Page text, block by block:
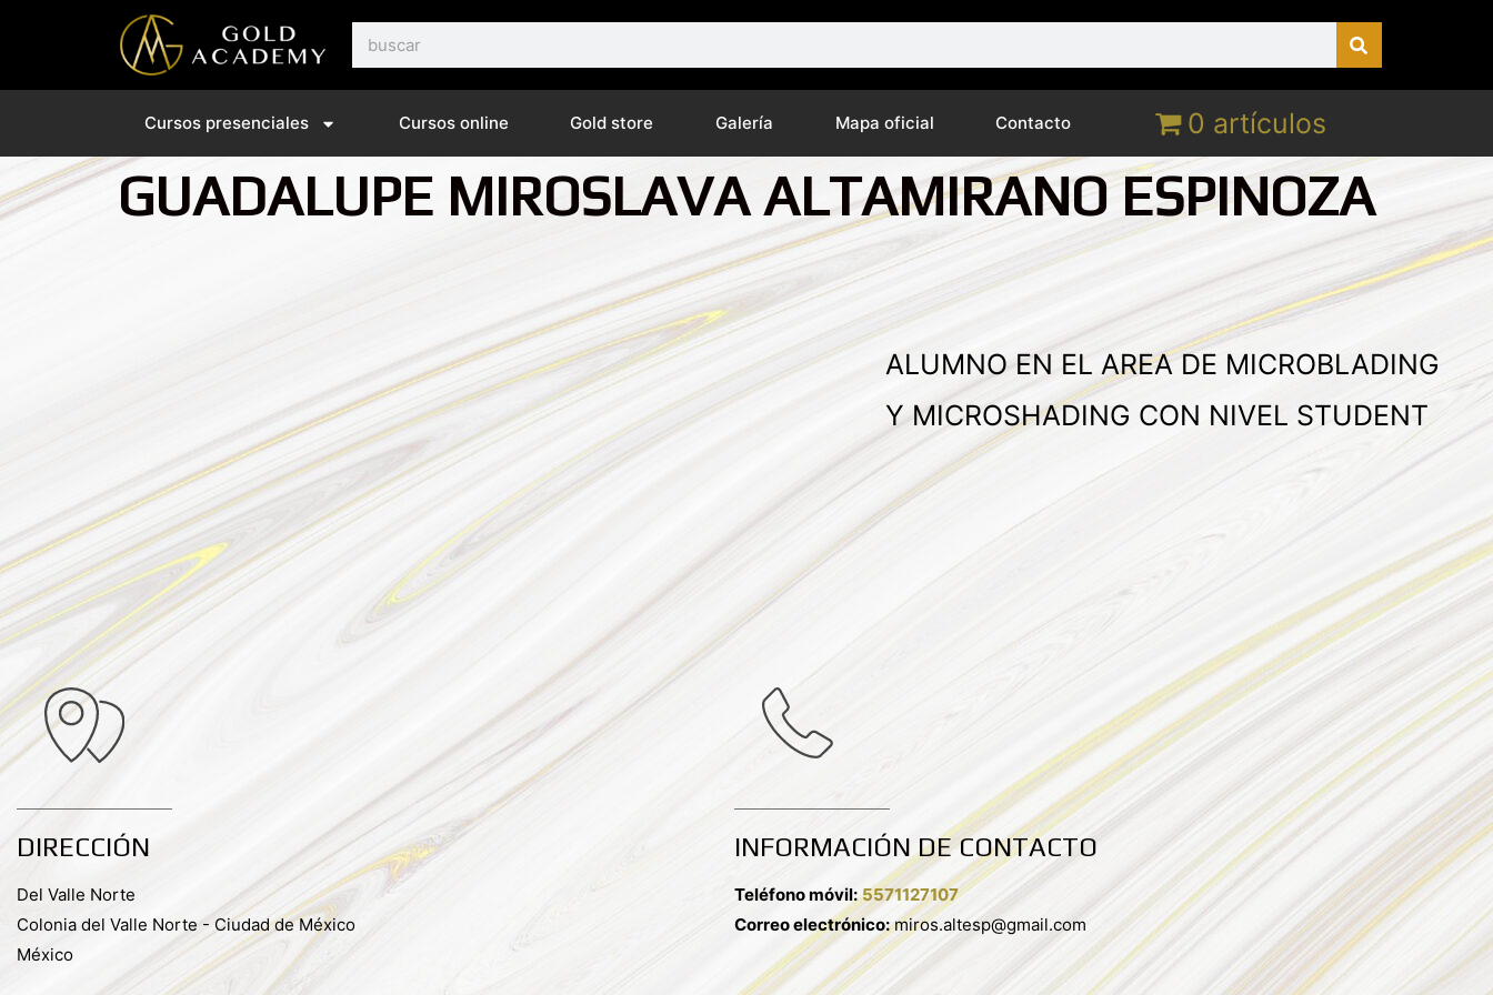
Buscar
Cursos presenciales Cursos online Gold store Galería Mapa oficial Contacto 0 artículos
GUADALUPE MIROSLAVA ALTAMIRANO ESPINOZA
ALUMNO EN EL AREA DE MICROBLADING
Y MICROSHADING CON NIVEL STUDENT
DIRECCIÓN
Del Valle Norte
Colonia del Valle Norte - Ciudad de México
México
INFORMACIÓN DE CONTACTO
Teléfono móvil: 5571127107
Correo electrónico:miros.altesp@gmail.com